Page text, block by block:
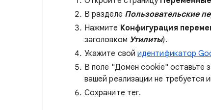
В разделе Пользовательские
Нажмите Конфигурация
заголовком Утилиты).
Укажите свойидентификатор
В поле "Домен cookie" оставьте
вашей реализации не требуется
Сохраните тег.